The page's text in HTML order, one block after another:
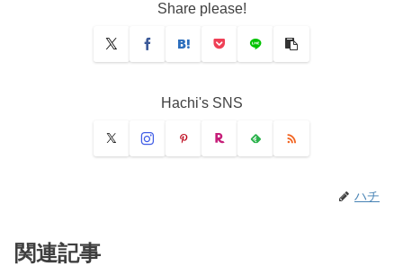
Share please!
Hachi's SNS
ハチ
関連記事